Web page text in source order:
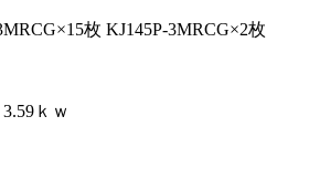
枚 KJ145P-3MRCG×2枚
ｋｗ